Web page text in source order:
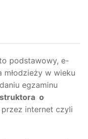
podstawowy, e-
w wieku
egzaminu
o
internet czyli